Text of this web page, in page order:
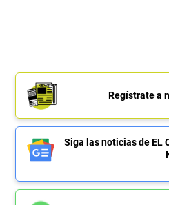
Regístrate a
Siga las noticias de EL